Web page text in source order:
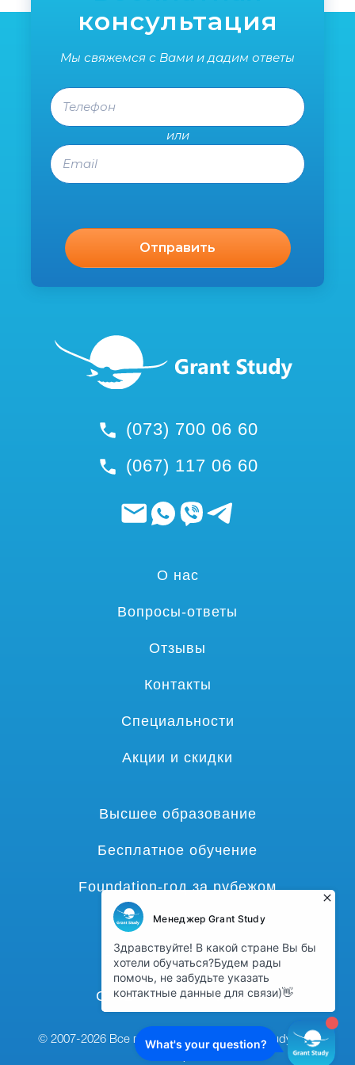
(073) 700 06 60
(067) 117 06 60
консультация
Мы свяжемся с Вами и дадим ответы
Телефон
или
Email
О нас
Вопросы-ответы
Отзывы
Контакты
Специальности
Акции и скидки
Высшее образование
Бесплатное обучение
Foundation-год за рубежом
Языковые курсы
Гранты и стипендии
Среднее образование
© 2007-2026 Все права защищены, grant-study.com